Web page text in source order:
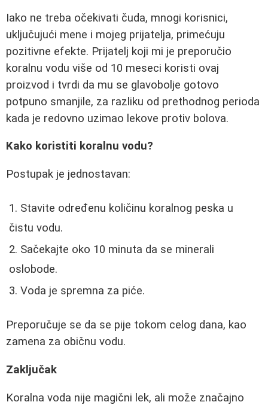
Iako ne treba očekivati čuda, mnogi korisnici,
uključujući mene i mojeg prijatelja, primećuju
pozitivne efekte. Prijatelj koji mi je preporučio
koralnu vodu više od 10 meseci koristi ovaj
proizvod i tvrdi da mu se glavobolje gotovo
potpuno smanjile, za razliku od prethodnog perioda
kada je redovno uzimao lekove protiv bolova.
Kako koristiti koralnu vodu?
Postupak je jednostavan:
Stavite određenu količinu koralnog peska u
čistu vodu.
Sačekajte oko 10 minuta da se minerali
oslobode.
Voda je spremna za piće.
Preporučuje se da se pije tokom celog dana, kao
zamena za običnu vodu.
Zaključak
Koralna voda nije magični lek, ali može značajno